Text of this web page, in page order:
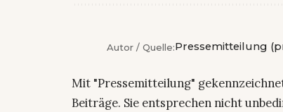
Autor / Quelle:Pressemitteilung
Mit "Pressemitteilung"
Beiträge. Sie entsprechen nicht